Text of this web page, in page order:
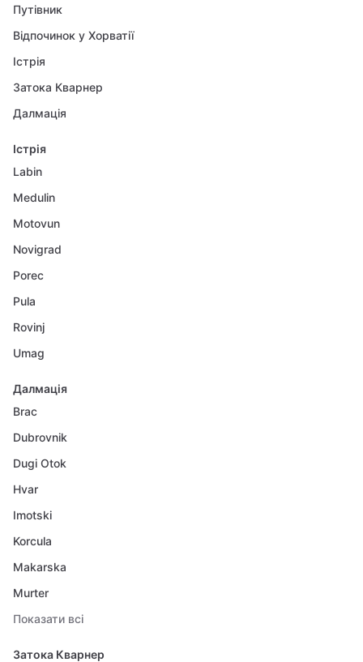
Путівник
Відпочинок у Хорватії
Істрія
Затока Кварнер
Далмація
Істрія
Labin
Medulin
Motovun
Novigrad
Porec
Pula
Rovinj
Umag
Далмація
Brac
Dubrovnik
Dugi Otok
Hvar
Imotski
Korcula
Makarska
Murter
Показати всі
Затока Кварнер